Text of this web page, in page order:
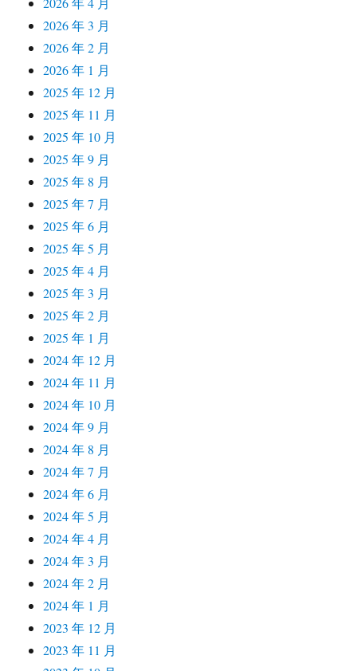
2026 年 3 月
2026 年 2 月
2026 年 1 月
2025 年 12 月
2025 年 11 月
2025 年 10 月
2025 年 9 月
2025 年 8 月
2025 年 7 月
2025 年 6 月
2025 年 5 月
2025 年 4 月
2025 年 3 月
2025 年 2 月
2025 年 1 月
2024 年 12 月
2024 年 11 月
2024 年 10 月
2024 年 9 月
2024 年 8 月
2024 年 7 月
2024 年 6 月
2024 年 5 月
2024 年 4 月
2024 年 3 月
2024 年 2 月
2024 年 1 月
2023 年 12 月
2023 年 11 月